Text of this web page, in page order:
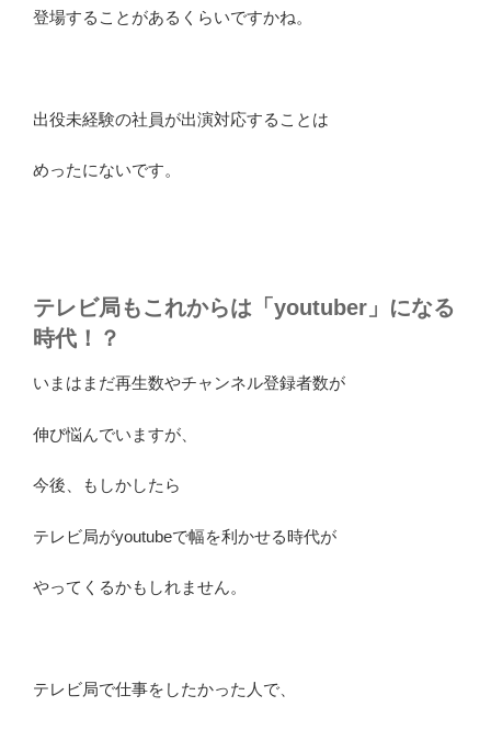
登場することがあるくらいですかね。
出役未経験の社員が出演対応することは
めったにないです。
テレビ局もこれからは「youtuber」になる
時代！？
いまはまだ再生数やチャンネル登録者数が
伸び悩んでいますが、
今後、もしかしたら
テレビ局がyoutubeで幅を利かせる時代が
やってくるかもしれません。
テレビ局で仕事をしたかった人で、